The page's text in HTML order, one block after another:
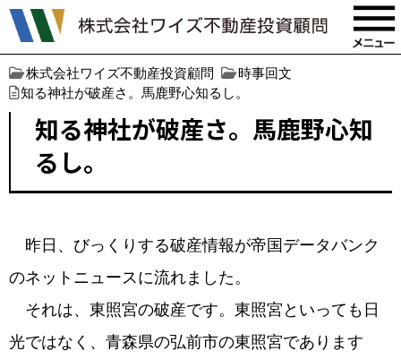
株式会社ワイズ不動産投資顧問
時事回文
知る神社が破産さ。馬鹿野心知るし。
知る神社が破産さ。馬鹿野心知
るし。
昨日、びっくりする破産情報が帝国データバンク
のネットニュースに流れました。
それは、東照宮の破産です。東照宮といっても日
光ではなく、青森県の弘前市の東照宮であります